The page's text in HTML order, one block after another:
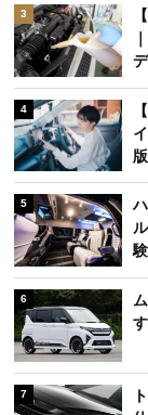
3
4
版
5
験
6
7